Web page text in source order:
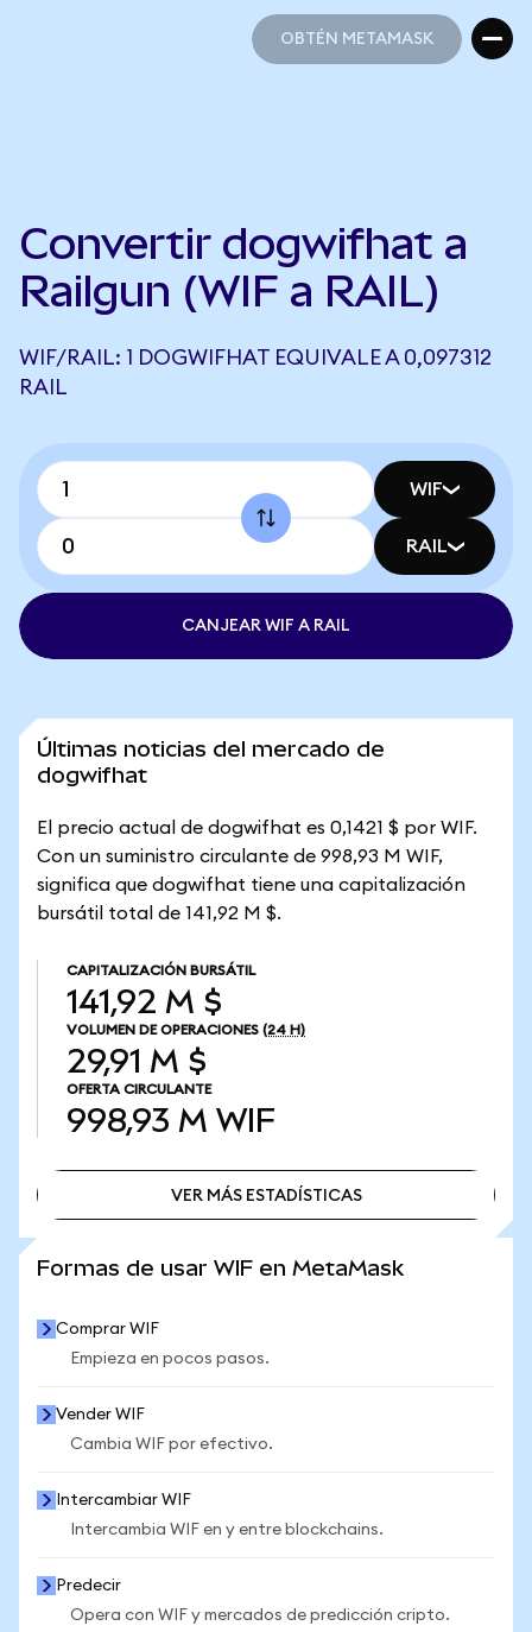
OBTÉN METAMASK
Convertir dogwifhat a
Railgun (WIF a RAIL)
WIF/RAIL: 1 DOGWIFHAT EQUIVALE A 0,097312
RAIL
WIF
RAIL
CANJEAR WIF A RAIL
Últimas noticias del mercado de
dogwifhat
El precio actual de dogwifhat es 0,1421 $ por WIF.
Con un suministro circulante de 998,93 M WIF,
significa que dogwifhat tiene una capitalización
bursátil total de 141,92 M $.
CAPITALIZACIÓN BURSÁTIL
141,92 M $
VOLUMEN DE OPERACIONES (24 H)
29,91 M $
OFERTA CIRCULANTE
998,93 M WIF
VER MÁS ESTADÍSTICAS
Formas de usar WIF en MetaMask
Comprar WIF
Empieza en pocos pasos.
Vender WIF
Cambia WIF por efectivo.
Intercambiar WIF
Intercambia WIF en y entre blockchains.
Predecir
Opera con WIF y mercados de predicción cripto.